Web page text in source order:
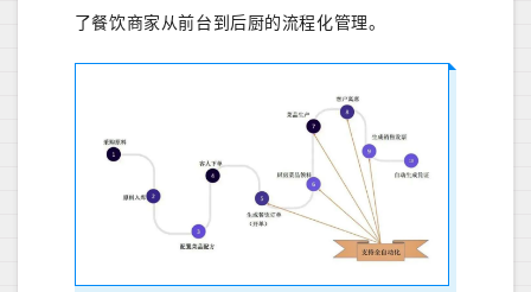
了餐饮商家从前台到后厨的流程化管理。